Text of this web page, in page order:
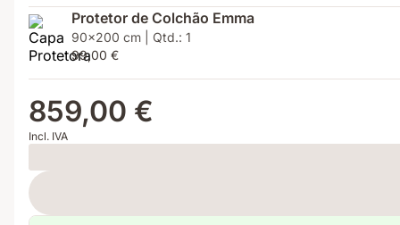
Protetor de Colchão Emma
90x200 cm | Qtd.: 1
99,00 €
859,00 €
Incl. IVA
Loading